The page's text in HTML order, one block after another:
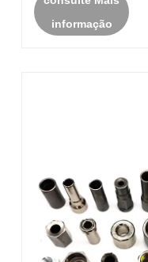
informação